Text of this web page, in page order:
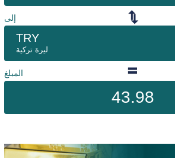
إلى
TRY
ليرة تركية
المبلغ
43.98